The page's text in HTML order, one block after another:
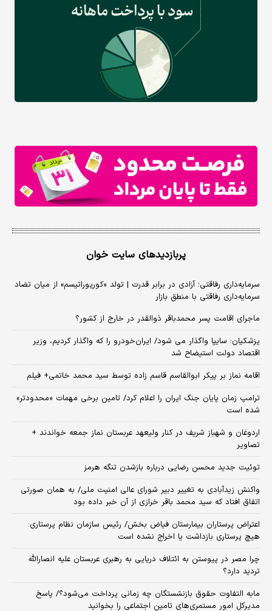
پربازدیدهای سایت خوان
سرمایه‌داری رفاقتی؛ آزادی در برابر قدرت | تولد «کورپوراتیسم» از میان تضاد
سرمایه‌داری رفاقتی با منطق بازار
ماجرای اقامت پسر محمدباقر ذوالقدر در خارج از کشور؟
پزشکیان: سایپا واگذار می شود/ ایران‌خودرو را که واگذار کردیم، وزیر
اقتصاد دولت استیضاح شد
اقامه نماز بر پیکر ابوالقاسم قاسم زاده توسط سید محمد خاتمی+ فیلم
ترامپ زمان پایان جنگ ایران را اعلام کرد/ تامین برخی مهمات «محدودتر»
شده است
اردوغان و شهباز شریف در کنار ولیعهد عربستان نماز جمعه خواندند +
تصاویر
توئیت جدید محسن رضایی درباره بازشدن تنگه هرمز
واکنش زیدآبادی به تغییر دبیر شورای عالی امنیت ملی/ به همان صورتی
اتفاق افتاد که سید محمد باقر خرازی از آن خبر داده بود
اعتراض پرستاران بیمارستان فیاض بخش/ رئیس سازمان نظام پرستاری:
هیچ پرستاری بازداشت یا اخراج نشده است
چرا مصر در پیوستن به ائتلاف دریایی به رهبری عربستان علیه انصارالله
تردید دارد؟
مابه التفاوت حقوق بازنشستگان چه زمانی پرداخت می‌شود؟/ پاسخ
مدیرکل امور مستمری‌های تامین اجتماعی را بخوانید